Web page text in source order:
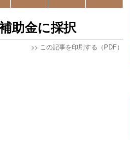
助金に採択
>> この記事を印刷する（PDF）